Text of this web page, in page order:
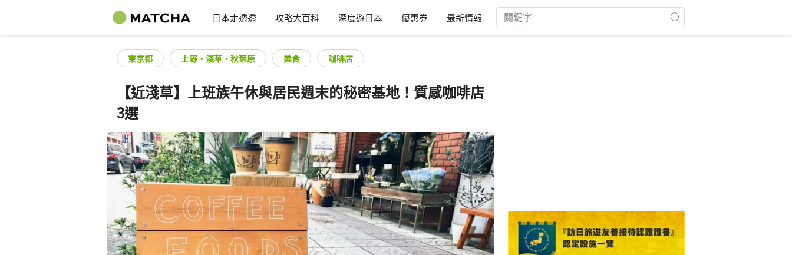
日本走透透 攻略大百科 深度遊日本 優惠券 最新情報
東京都 上野・淺草・秋葉原 美食 咖啡店
【近淺草】上班族午休與居民週末的秘密基地！質感咖啡店
3選